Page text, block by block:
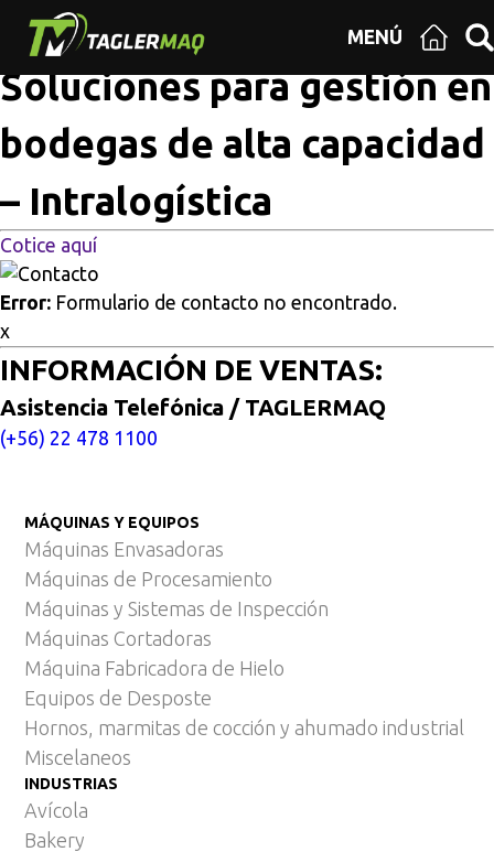
MENÚ
Multisitios
alta capacidad – Intralogística
Soluciones para gestión en
bodegas de alta capacidad
– Intralogística
Cotice aquí
Error: Formulario de contacto no encontrado.
x
INFORMACIÓN DE VENTAS:
Asistencia Telefónica / TAGLERMAQ
(+56) 22 478 1100
MÁQUINAS Y EQUIPOS
Máquinas Envasadoras
Máquinas de Procesamiento
Máquinas y Sistemas de Inspección
Máquinas Cortadoras
Máquina Fabricadora de Hielo
Equipos de Desposte
Hornos, marmitas de cocción y ahumado industrial
Miscelaneos
INDUSTRIAS
Avícola
Bakery